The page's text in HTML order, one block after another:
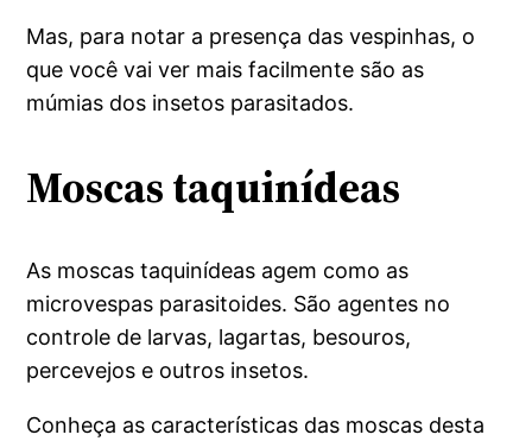
Mas, para notar a presença das vespinhas, o
que você vai ver mais facilmente são as
múmias dos insetos parasitados.
Moscas taquinídeas
As moscas taquinídeas agem como as
microvespas parasitoides. São agentes no
controle de larvas, lagartas, besouros,
percevejos e outros insetos.
Conheça as características das moscas desta